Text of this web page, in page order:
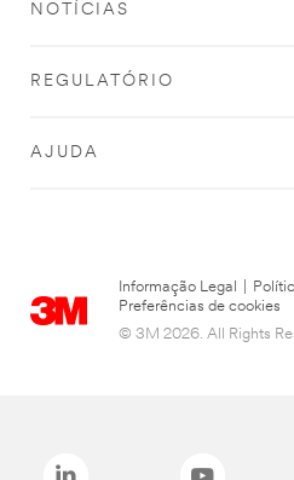
NOTÍCIAS
REGULATÓRIO
AJUDA
Informação Legal
Preferências de cookies
© 3M 2026. All Rights